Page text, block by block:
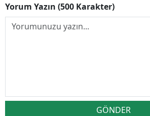
Yorum Yazın (500 Karakter)
GÖNDER